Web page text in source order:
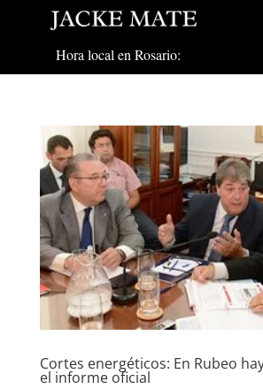
Hora local en Rosario:
Cortes energéticos: En Rubeo
el informe oficial